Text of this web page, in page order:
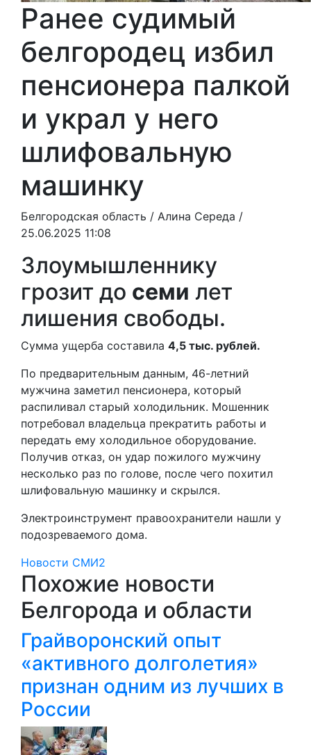
Ранее судимый
белгородец избил
пенсионера палкой
и украл у него
шлифовальную
машинку
Белгородская область / Алина Середа /
25.06.2025 11:08
Злоумышленнику
грозит до семи лет
лишения свободы.
Сумма ущерба составила 4,5 тыс. рублей.
По предварительным данным, 46-летний
мужчина заметил пенсионера, который
распиливал старый холодильник. Мошенник
потребовал владельца прекратить работы и
передать ему холодильное оборудование.
Получив отказ, он удар пожилого мужчину
несколько раз по голове, после чего похитил
шлифовальную машинку и скрылся.
Электроинструмент правоохранители нашли у
подозреваемого дома.
Новости СМИ2
Похожие новости
Белгорода и области
Грайворонский опыт
«активного долголетия»
признан одним из лучших в
России